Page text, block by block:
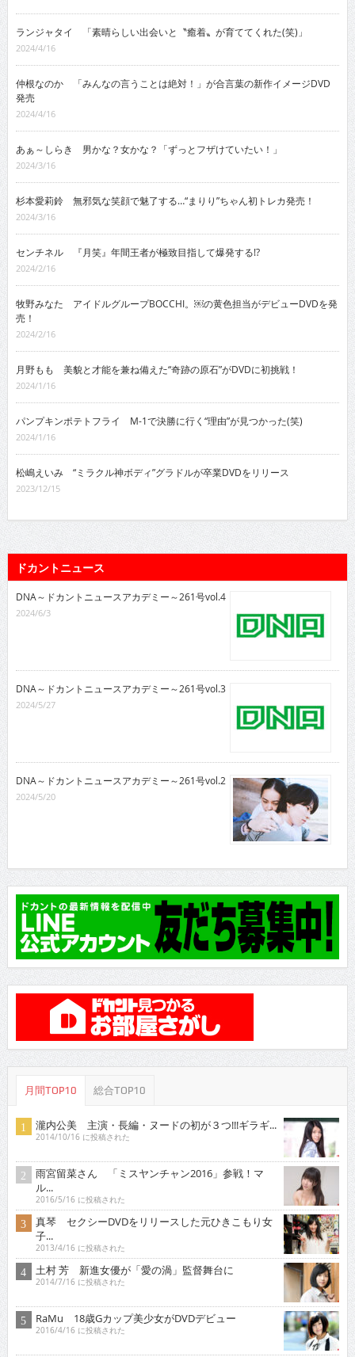
ランジャタイ 「素晴らしい出会いと〝癒着〟が育ててくれた(笑)」
2024/4/16
仲根なのか 「みんなの言うことは絶対！」が合言葉の新作イメージDVD
発売
2024/4/16
あぁ～しらき 男かな？女かな？「ずっとフザけていたい！」
2024/3/16
杉本愛莉鈴 無邪気な笑顔で魅了する…“まりり”ちゃん初トレカ発売！
2024/3/16
センチネル 『月笑』年間王者が極致目指して爆発する!?
2024/2/16
牧野みなた アイドルグループBOCCHI。￼の黄色担当がデビューDVDを発
売！
2024/2/16
月野もも 美貌と才能を兼ね備えた“奇跡の原石”がDVDに初挑戦！
2024/1/16
パンプキンポテトフライ M-1で決勝に行く“理由”が見つかった(笑)
2024/1/16
松嶋えいみ “ミラクル神ボディ”グラドルが卒業DVDをリリース
2023/12/15
ドカントニュース
DNA～ドカントニュースアカデミー～261号vol.4
2024/6/3
DNA～ドカントニュースアカデミー～261号vol.3
2024/5/27
DNA～ドカントニュースアカデミー～261号vol.2
2024/5/20
月間TOP10 総合TOP10
瀧内公美 主演・長編・ヌードの初が３つ!!!ギラギ...
2014/10/16 に投稿された
雨宮留菜さん 「ミスヤンチャン2016」参戦！マ
ル...
2016/5/16 に投稿された
真琴 セクシーDVDをリリースした元ひきこもり女
子...
2013/4/16 に投稿された
土村 芳 新進女優が「愛の渦」監督舞台に
2014/7/16 に投稿された
RaMu 18歳Gカップ美少女がDVDデビュー
2016/4/16 に投稿された